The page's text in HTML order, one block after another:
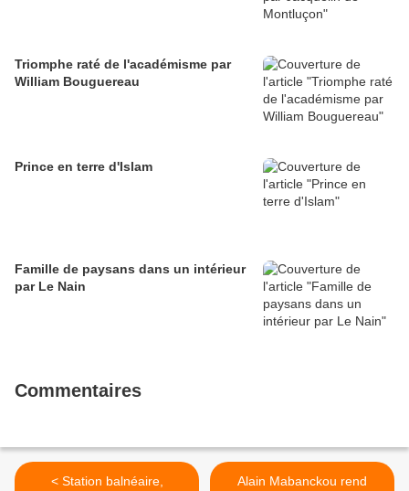
Triomphe raté de l'académisme par
William Bouguereau
Prince en terre d'Islam
Famille de paysans dans un intérieur
par Le Nain
Commentaires
< Station balnéaire, Alain Mabanckou rend